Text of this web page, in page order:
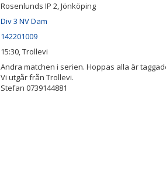
Rosenlunds IP 2, Jönköping
Div 3 NV Dam
142201009
15:30, Trollevi
Andra matchen i serien. Hoppas alla är
Vi utgår från Trollevi.
Stefan 0739144881